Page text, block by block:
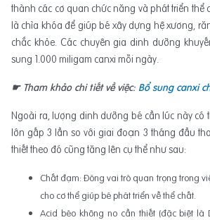
thành các cơ quan chức năng và phát triển thể
là chìa khóa để giúp bé xây dựng hệ xương,
chắc khỏe. Các chuyên gia dinh dưỡng
sung 1.000 miligam canxi mỗi ngày.
☛ Tham khảo chi tiết về việc: Bổ sung canxi
Ngoài ra, lượng dinh dưỡng bé cần lúc này có
lớn gấp 3 lần so với giai đoạn 3 tháng đầu
thiết theo đó cũng tăng lên cụ thể như sau:
Chất đạm: Đóng vai trò quan trọng trong
cho cơ thể giúp bé phát triển về thể chất.
Acid béo không no cần thiết (đặc biệt là